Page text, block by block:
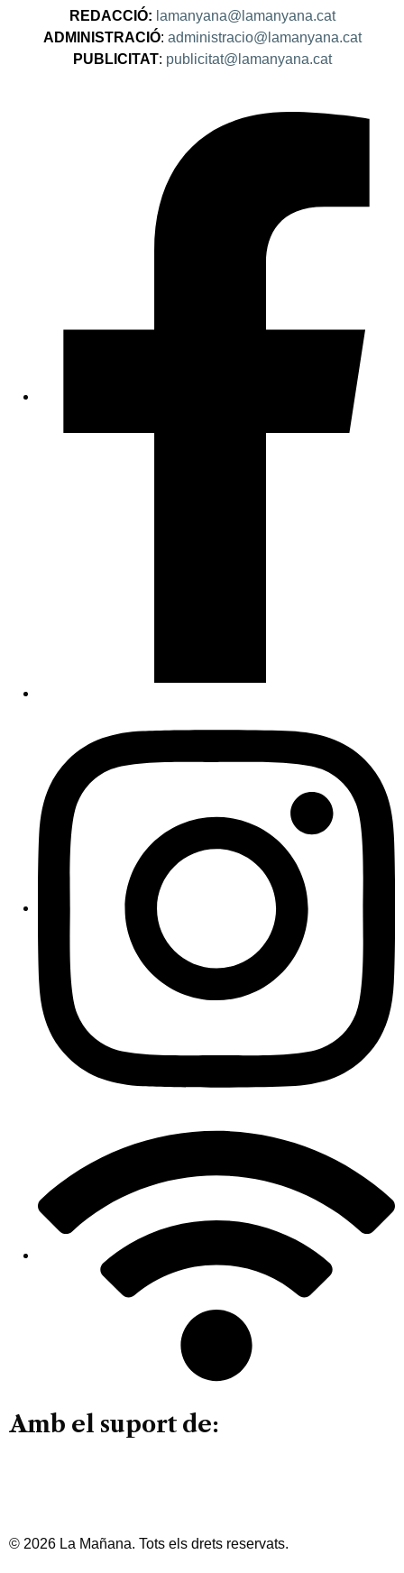
REDACCIÓ: lamanyana@lamanyana.cat
ADMINISTRACIÓ: administracio@lamanyana.cat
PUBLICITAT: publicitat@lamanyana.cat
Amb el suport de:
© 2026 La Mañana. Tots els drets reservats.